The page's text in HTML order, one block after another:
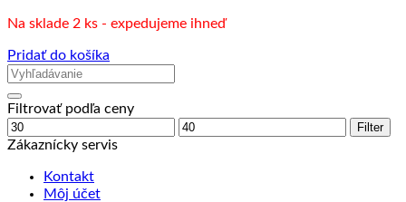
Na sklade 2 ks - expedujeme ihneď
Pridať do košíka
Filtrovať podľa ceny
Minimálna
cena
Maximálna
Filter
Zákaznícky servis
Kontakt
Môj účet